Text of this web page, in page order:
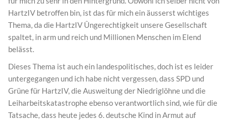
HartzIV betroffen bin, ist das für mich ein äusserst wichtiges
Thema, da die HartzIV Ûngerechtigkeit unsere Gesellschaft
spaltet, in arm und reich und Millionen Menschen im Elend
belässt.
Dieses Thema ist auch ein landespolitisches, doch ist es leider
untergegangen und ich habe nicht vergessen, dass SPD und
Grüne für HartzIV, die Ausweitung der Niedriglöhne und die
Leiharbeitskatastrophe ebenso verantwortlich sind, wie für die
Tatsache, dass heute jedes 6. deutsche Kind in Armut auf